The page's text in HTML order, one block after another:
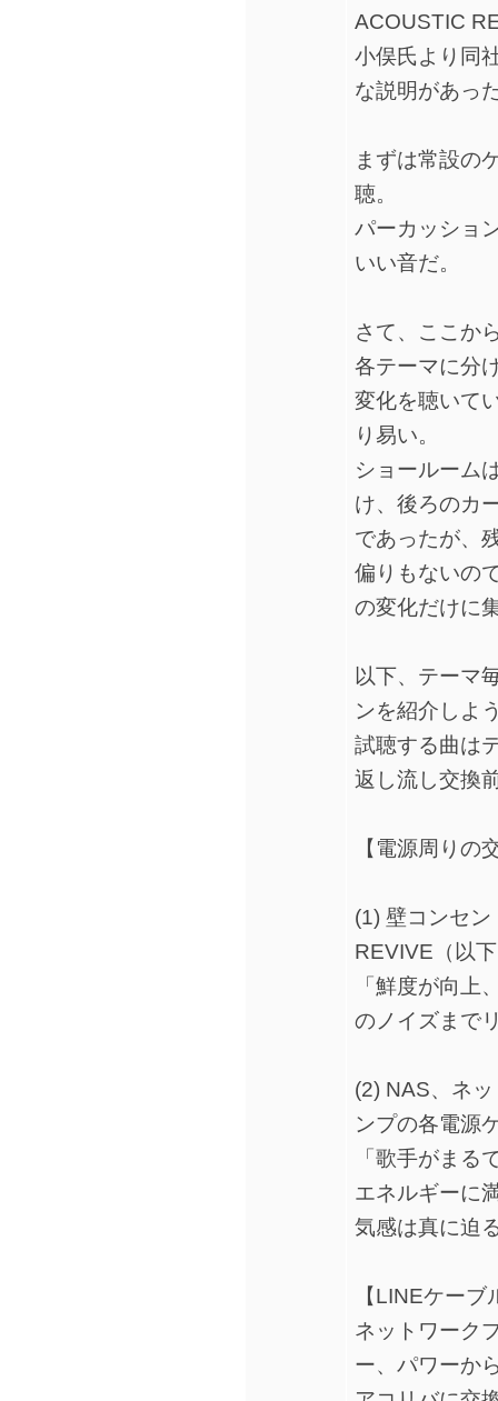
ACOUSTIC
小俣氏より同
な説明があっ
まずは常設の
聴。
パーカッショ
いい音だ。
さて、ここか
各テーマに分
変化を聴いて
り易い。
ショールーム
け、後ろのカ
であったが、
偏りもないの
の変化だけに
以下、テーマ
ンを紹介しよ
試聴する曲は
返し流し交換
【電源周りの
(1) 壁コンセ
REVIVE（以
「鮮度が向上
のノイズまで
(2) NAS、ネ
ンプの各電源
「歌手がまる
エネルギーに
気感は真に迫
【LINEケー
ネットワーク
ー、パワーか